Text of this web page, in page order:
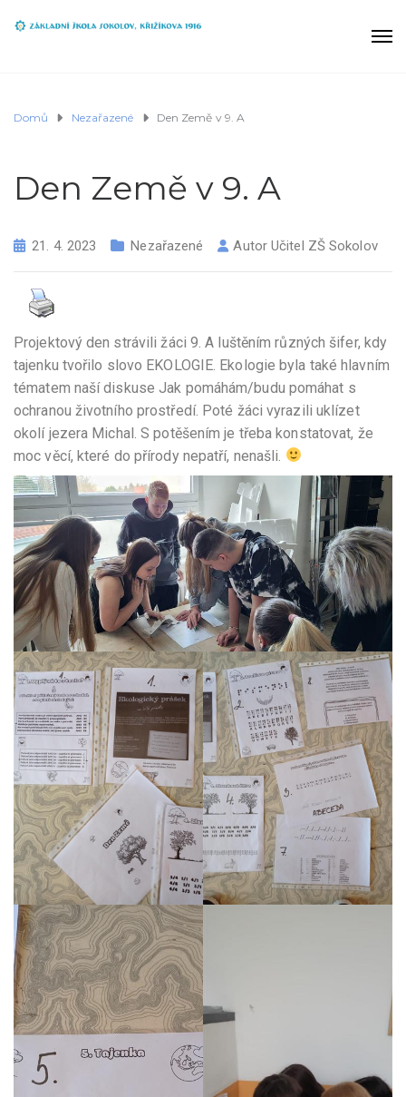
Domů Nezařazené Den Země v 9. A
Den Země v 9. A
21. 4. 2023 Nezařazené AutorUčitel ZŠ Sokolov
Projektový den strávili žáci 9. A luštěním různých šifer, kdy
tajenku tvořilo slovo EKOLOGIE. Ekologie byla také hlavním
tématem naší diskuse Jak pomáhám/budu pomáhat s
ochranou životního prostředí. Poté žáci vyrazili uklízet
okolí jezera Michal. S potěšením je třeba konstatovat, že
moc věcí, které do přírody nepatří, nenašli.